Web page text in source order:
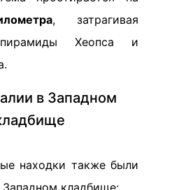
, затрагивая
Хеопса и
в Западном
находки также были
кладбище: